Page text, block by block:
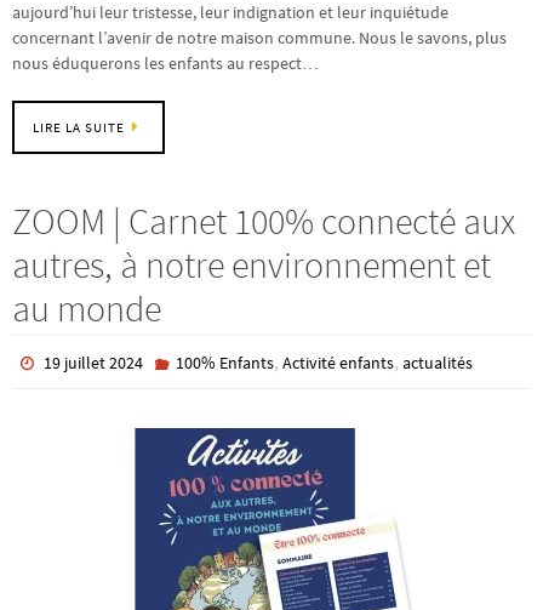
aujourd’hui leur tristesse, leur indignation et leur inquiétude
concernant l’avenir de notre maison commune. Nous le savons, plus
nous éduquerons les enfants au respect…
LIRE LA SUITE
ZOOM | Carnet 100% connecté aux
autres, à notre environnement et
au monde
19 juillet 2024 100% Enfants, Activité enfants, actualités